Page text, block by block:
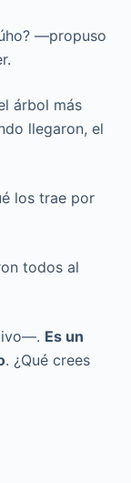
—propuso
árbol más
llegaron, el
los trae por
todos al
Es un
. ¿Qué crees